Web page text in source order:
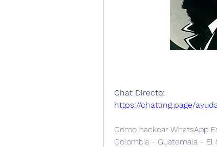
Chat Directo:
https://chatting.page/
Como hackear WhatsApp
Colombia - Guatemala - El